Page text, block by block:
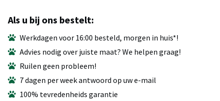
Als u bij ons bestelt:
Werkdagen voor 16:00 besteld, morgen in huis*!
Advies nodig over juiste maat? We helpen graag!
Ruilen geen probleem!
7 dagen per week antwoord op uw e-mail
100% tevredenheids garantie